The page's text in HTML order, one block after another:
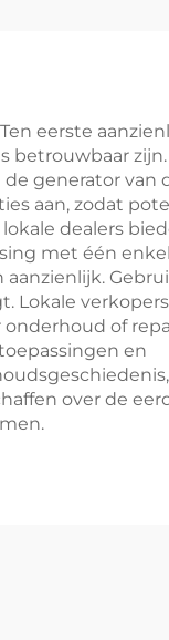
eerste
betrouwbaar
generator van
aan, zodat
dealers
met één
Lokale
of
en
over de